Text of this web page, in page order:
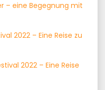
– eine Begegnung mit
2022 – Eine Reise zu
2022 – Eine Reise